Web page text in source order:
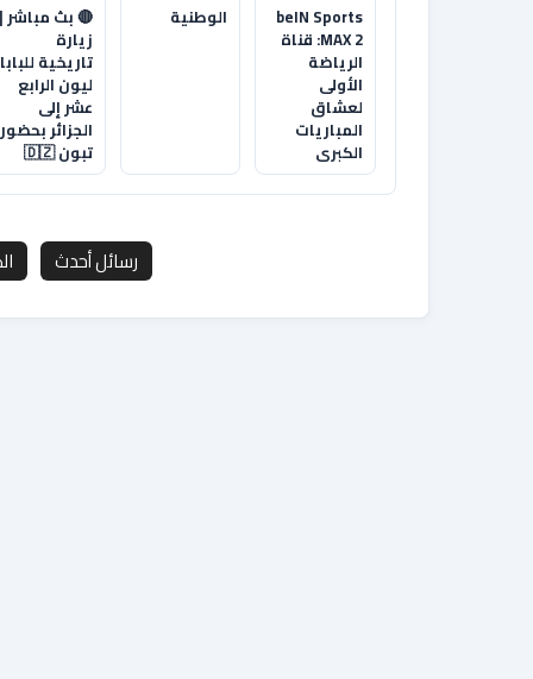
beIN Sports
MAX 2: قناة
الرياضة
الأولى
لعشاق
المباريات
الكبرى
الوطنية 🔴 بث مباشر |
زيارة
تاريخية للبابا
ليون الرابع
عشر إلى
الجزائر بحضور
تبون 🇩🇿
رسائل أحدث